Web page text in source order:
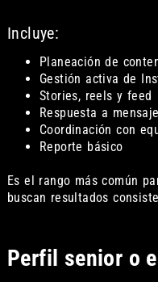
Incluye:
Planeación de
Gestión activa de
Stories, reels y feed
Respuesta a
Coordinación con
Reporte básico
Es el rango más común
buscan resultados
Perfil senior o